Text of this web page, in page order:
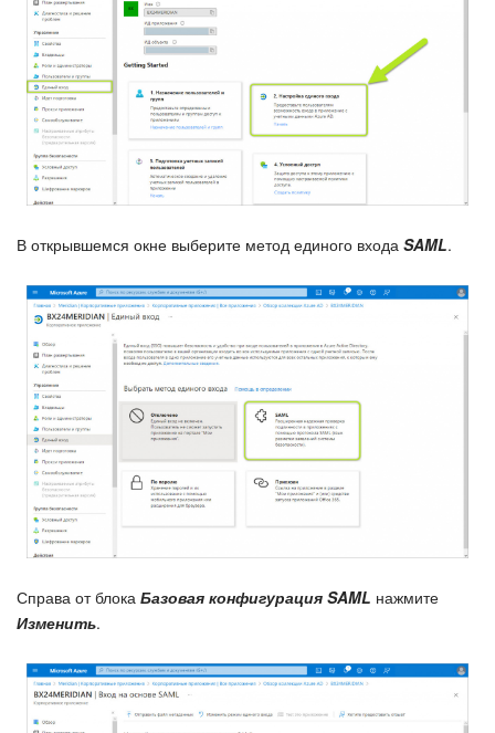
В открывшемся окне выберите метод единого входа SAML.
Справа от блока Базовая конфигурация SAML нажмите
Изменить.